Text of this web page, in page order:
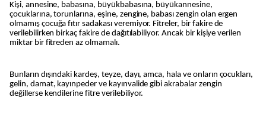
Kişi, annesine, babasına, büyükbabasına, büyükannesine,
çocuklarına, torunlarına, eşine, zengine, babası zengin olan ergen
olmamış çocuğa fıtır sadakası veremiyor. Fitreler, bir fakire de
verilebilirken birkaç fakire de dağıtılabiliyor. Ancak bir kişiye verilen
miktar bir fitreden az olmamalı.
Bunların dışındaki kardeş, teyze, dayı, amca, hala ve onların çocukları,
gelin, damat, kayınpeder ve kayınvalide gibi akrabalar zengin
değillerse kendilerine fitre verilebiliyor.